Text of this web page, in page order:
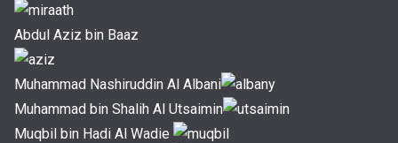
Abdul Aziz bin Baaz
Muhammad Nashiruddin Al Albani
Muhammad bin Shalih Al Utsaimin
Muqbil bin Hadi Al Wadie